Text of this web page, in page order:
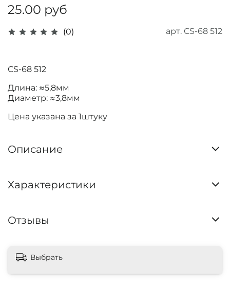
(0) арт. CS-68 512
25.00 руб
CS-68 512
Длина: ≈5,8мм
Диаметр: ≈3,8мм
Цена указана за 1штуку
Описание
Характеристики
Отзывы
Выбрать